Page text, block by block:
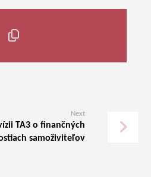
Next
TA3 o finančných
samoživiteľov